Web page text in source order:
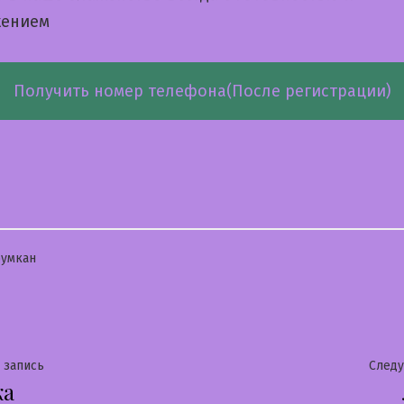
Получить номер телефона(После регистрации)